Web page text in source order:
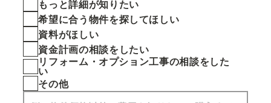
もっと詳細が知りたい
希望に合う物件を探してほしい
資料がほしい
資金計画の相談をしたい
リフォーム・オプション工事の相談をした
い
その他